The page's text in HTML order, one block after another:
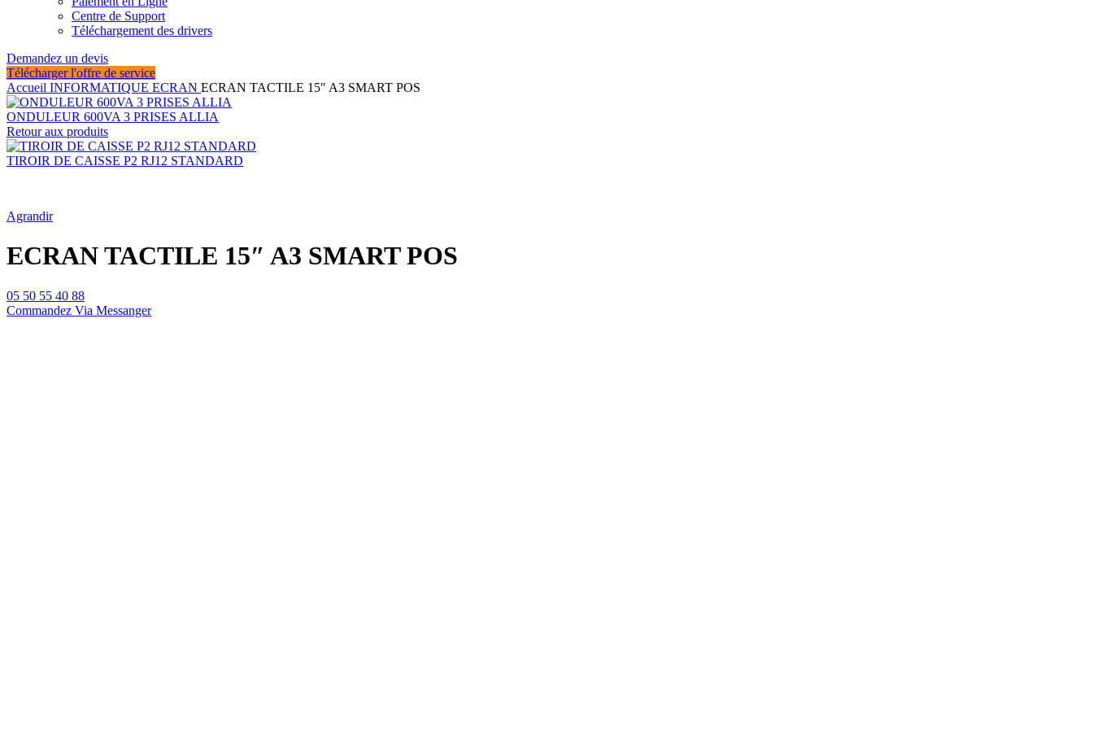
Centre de Support
Téléchargement des drivers
Demandez un devis
Télécharger l'offre de service
Accueil INFORMATIQUE ECRAN ECRAN TACTILE 15″ A3 SMART POS
ONDULEUR 600VA 3 PRISES ALLIA
Retour aux produits
TIROIR DE CAISSE P2 RJ12 STANDARD
Agrandir
ECRAN TACTILE 15″ A3 SMART POS
05 50 55 40 88
Commandez Via Messanger